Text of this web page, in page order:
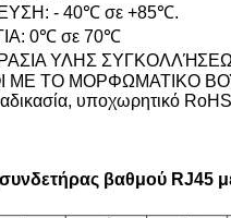
- 40℃ σε +85℃.
0℃ σε 70℃
ΥΛΗΣ
ΜΕ ΤΟ ΜΟΡΦΩΜΑΤΙΚΟ
υποχωρητικό RoHS
βαθμού RJ45